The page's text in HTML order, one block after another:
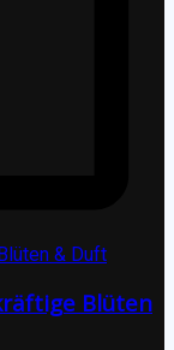
Blüten